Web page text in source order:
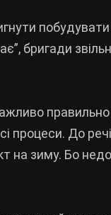
бригади
правильно
процеси. До
на зиму. Бо